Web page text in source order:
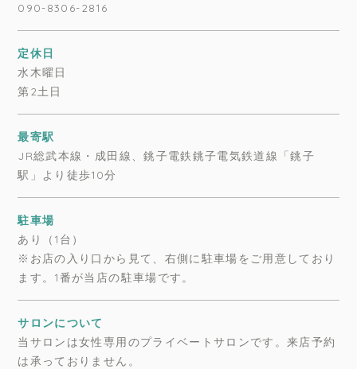
090-8306-2816
定休日
水木曜日
第2土日
最寄駅
JR総武本線・成田線、銚子電鉄銚子電気鉄道線「銚子
駅」より徒歩10分
駐車場
あり（1台）
※お店の入り口から見て、右側に駐車場をご用意しており
ます。1番が当店の駐車場です。
サロンについて
当サロンは女性専用のプライベートサロンです。来店予約
は承っておりません。